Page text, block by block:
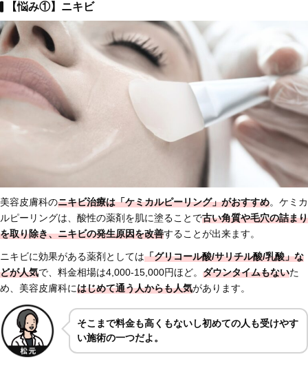
【悩み①】ニキビ
美容皮膚科のニキビ治療は「ケミカルピーリング」がおすすめ。ケミカ
ルピーリングは、酸性の薬剤を肌に塗ることで古い角質や毛穴の詰まり
を取り除き、ニキビの発生原因を改善することが出来ます。
ニキビに効果がある薬剤としては「グリコール酸/サリチル酸/乳酸」な
どが人気で、料金相場は4,000-15,000円ほど。 ダウンタイムもないた
め、美容皮膚科にはじめて通う人からも人気があります。
そこまで料金も高くもないし初めての人も受けやす
い施術の一つだよ。